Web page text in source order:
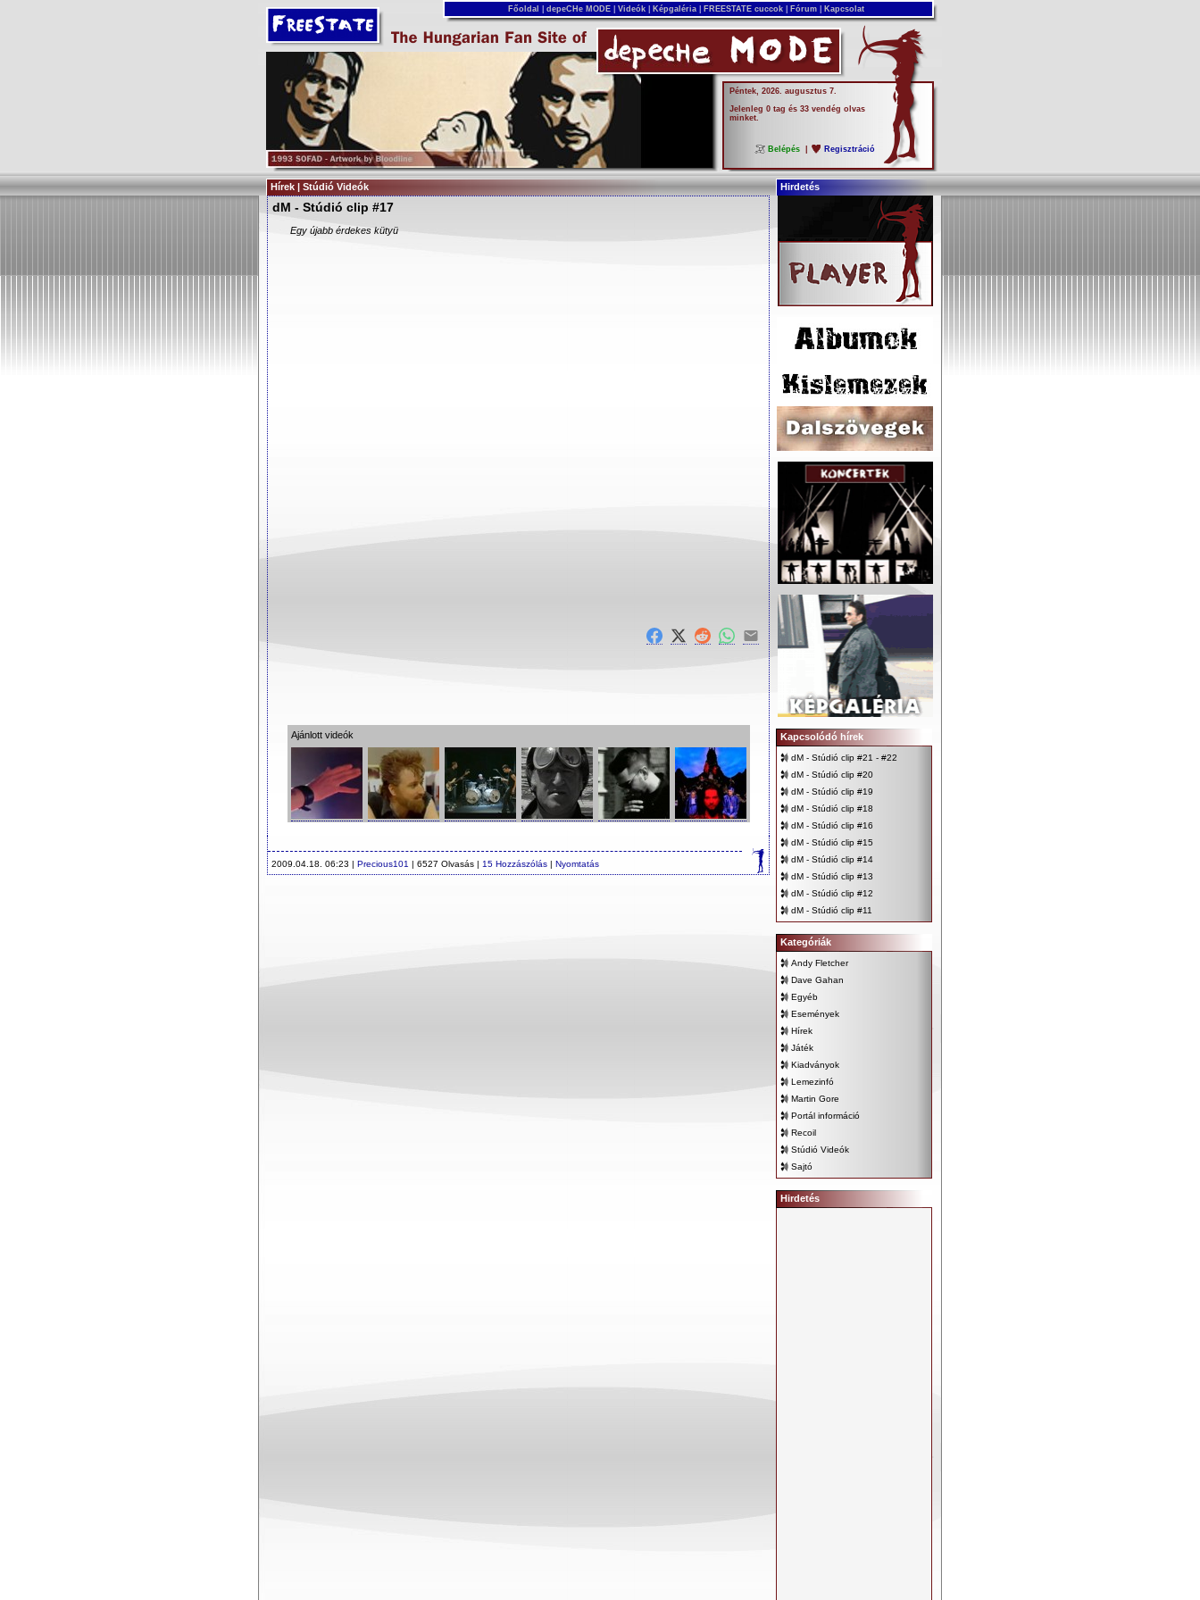
Főoldal depeCHe MODE Videók Képgaléria FREESTATE cuccok Fórum Kapcsolat
Péntek, 2026. augusztus 7.
Jelenleg 0 tag és 33 vendég olvas
minket.
Belépés Regisztráció
Hírek | Stúdió Videók Hirdetés
dM - Stúdió clip #17
Egy újabb érdekes kütyü
Ajánlott videók
2009.04.18. 06:23 | Precious101 | 6527 Olvasás | 15 Hozzászólás | Nyomtatás
Kapcsolódó hírek
dM - Stúdió clip #21 - #22
dM - Stúdió clip #20
dM - Stúdió clip #19
dM - Stúdió clip #18
dM - Stúdió clip #16
dM - Stúdió clip #15
dM - Stúdió clip #14
dM - Stúdió clip #13
dM - Stúdió clip #12
dM - Stúdió clip #11
Kategóriák
Andy Fletcher
Dave Gahan
Egyéb
Események
Hírek
Játék
Kiadványok
Lemezinfó
Martin Gore
Portál információ
Recoil
Stúdió Videók
Sajtó
Hirdetés